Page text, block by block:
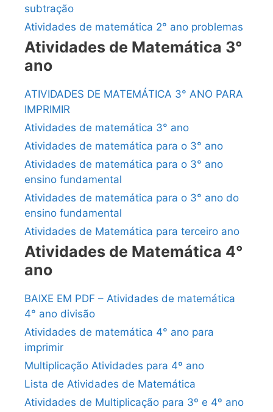
subtração
Atividades de matemática 2° ano problemas
Atividades de Matemática 3°
ano
ATIVIDADES DE MATEMÁTICA 3° ANO PARA
IMPRIMIR
Atividades de matemática 3° ano
Atividades de matemática para o 3° ano
Atividades de matemática para o 3° ano
ensino fundamental
Atividades de matemática para o 3° ano do
ensino fundamental
Atividades de Matemática para terceiro ano
Atividades de Matemática 4°
ano
BAIXE EM PDF – Atividades de matemática
4° ano divisão
Atividades de matemática 4° ano para
imprimir
Multiplicação Atividades para 4º ano
Lista de Atividades de Matemática
Atividades de Multiplicação para 3º e 4º ano